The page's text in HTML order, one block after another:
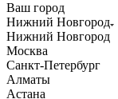
Ваш город
Нижний Новгород
Нижний Новгород
Москва
Санкт-Петербург
Алматы
Астана